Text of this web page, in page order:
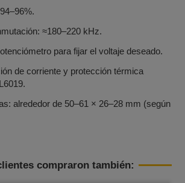
≈180–220 kHz.
para fijar el voltaje deseado.
de corriente y protección térmica
alrededor de 50–61 × 26–28 mm (según
compraron también: